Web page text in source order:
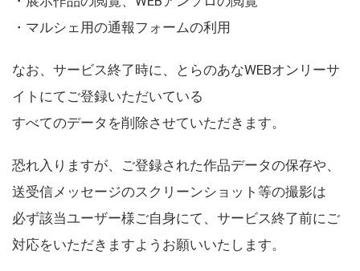
・マルシェ用の通報フォームの利用
なお、サービス終了時に、とらのあなWEBオンリーサ
イトにてご登録いただいている
すべてのデータを削除させていただきます。
恐れ入りますが、ご登録された作品データの保存や、
送受信メッセージのスクリーンショット等の撮影は
必ず該当ユーザー様ご自身にて、サービス終了前にご
対応をいただきますようお願いいたします。